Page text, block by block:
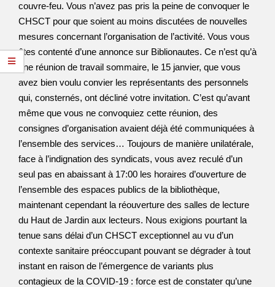
couvre-feu. Vous n’avez pas pris la peine de convoquer le
CHSCT pour que soient au moins discutées de nouvelles
mesures concernant l’organisation de l’activité. Vous vous
êtes contenté d’une annonce sur Biblionautes. Ce n’est qu’à
une réunion de travail sommaire, le 15 janvier, que vous
avez bien voulu convier les représentants des personnels
qui, consternés, ont décliné votre invitation. C’est qu’avant
même que vous ne convoquiez cette réunion, des
consignes d’organisation avaient déjà été communiquées à
l’ensemble des services… Toujours de manière unilatérale,
face à l’indignation des syndicats, vous avez reculé d’un
seul pas en abaissant à 17:00 les horaires d’ouverture de
l’ensemble des espaces publics de la bibliothèque,
maintenant cependant la réouverture des salles de lecture
du Haut de Jardin aux lecteurs. Nous exigions pourtant la
tenue sans délai d’un CHSCT exceptionnel au vu d’un
contexte sanitaire préoccupant pouvant se dégrader à tout
instant en raison de l’émergence de variants plus
contagieux de la COVID-19 : force est de constater qu’une